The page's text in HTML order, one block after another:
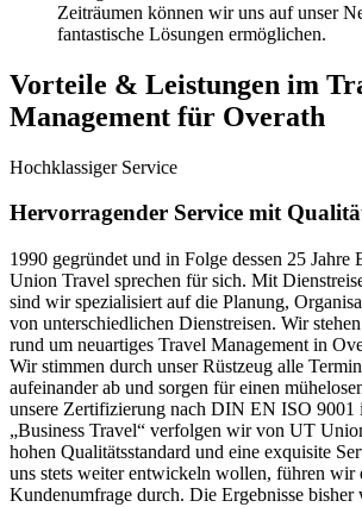
Zeiträumen können wir uns auf unser
fantastische Lösungen ermöglichen.
Vorteile & Leistungen im
Management für Overath
Hochklassiger Service
Hervorragender Service mit
1990 gegründet und in Folge dessen 25 Jahre
Union Travel sprechen für sich. Mit
sind wir spezialisiert auf die Planung,
von unterschiedlichen Dienstreisen. Wir
rund um neuartiges Travel Management in
Wir stimmen durch unser Rüstzeug alle
aufeinander ab und sorgen für einen
unsere Zertifizierung nach DIN EN ISO 9001
„Business Travel“ verfolgen wir von UT
hohen Qualitätsstandard und eine exquisite
uns stets weiter entwickeln wollen, führen wir
Kundenumfrage durch. Die Ergebnisse bisher